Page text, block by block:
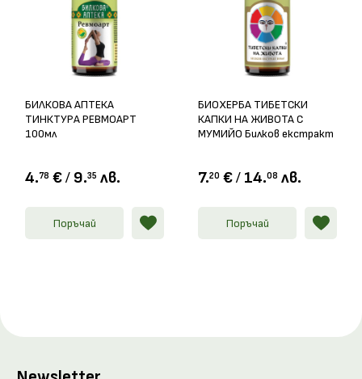
БИЛКОВА АПТЕКА
ТИНКТУРА РЕВМОАРТ
100мл
4.78 €/ 9.35 лв.
Поръчай
БИОХЕРБА ТИБЕТСКИ
КАПКИ НА ЖИВОТА С
МУМИЙО Билков екстракт
7.20 €/ 14.08 лв.
Поръчай